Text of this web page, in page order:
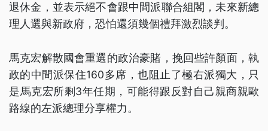
退休金，並表示絕不會跟中間派聯合組閣，未來新總
理人選與新政府，恐怕還須幾個禮拜激烈談判。
馬克宏解散國會重選的政治豪賭，挽回些許顏面，執
政的中間派保住160多席，也阻止了極右派獨大，只
是馬克宏所剩3年任期，可能得跟反對自己親商親歐
路線的左派總理分享權力。